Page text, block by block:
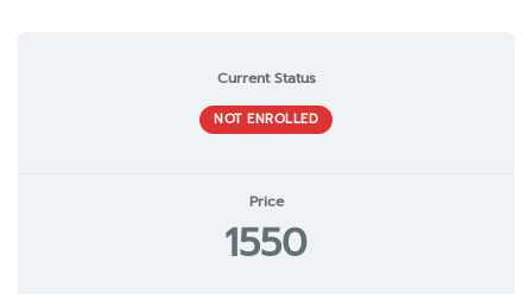
Current Status
NOT ENROLLED
Price
1550